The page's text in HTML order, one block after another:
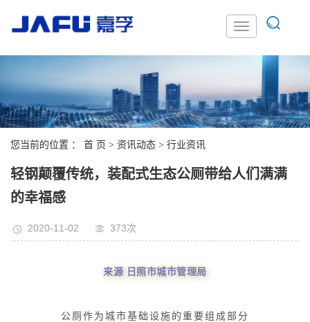
您当前的位置 ： 首 页 > 资讯动态 > 行业资讯
轻钢颠覆传统，装配式生态公厕带给人们满满
的幸福感
2020-11-02 373次
来源 日照市城市管理局
公厕作为城市基础设施的重要组成部分